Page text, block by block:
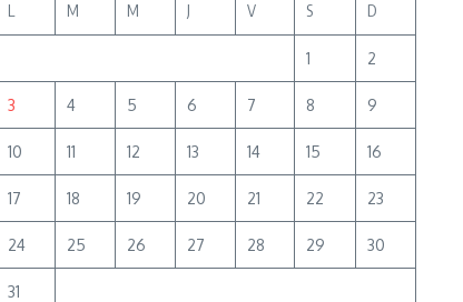
L M M J V S D
1 2
3 4 5 6 7 8 9
10 11 12 13 14 15 16
17 18 19 20 21 22 23
24 25 26 27 28 29 30
31